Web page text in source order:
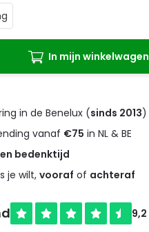
In mijn winkelwagen
in de Benelux (sinds 2013)
vanaf €75 in NL & BE
bedenktijd
je wilt,vooraf of achteraf